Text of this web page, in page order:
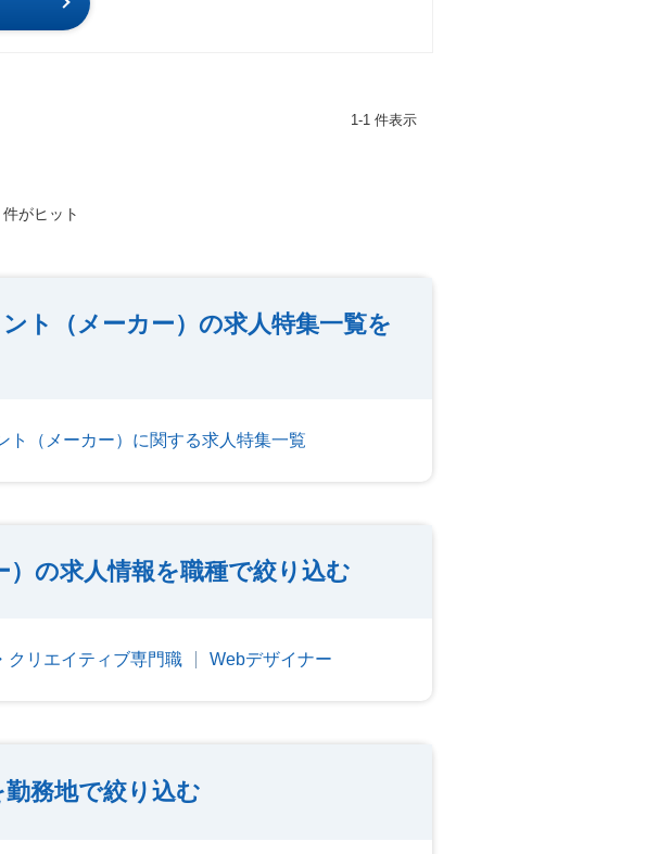
1-1 件表示
件がヒット
ト（メーカー）の求人特集一覧を
ト（メーカー）に関する求人特集一覧
の求人情報を職種で絞り込む
クリエイティブ専門職 Webデザイナー
務地で絞り込む